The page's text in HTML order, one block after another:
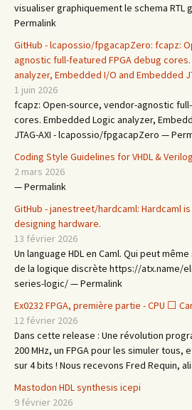
visualiser graphiquement le schema RTL
Permalink
GitHub - lcapossio/fpgacapZero: fcapz:
agnostic full-featured FPGA debug
analyzer, Embedded I/O and Embedded
1 juin 2026
fcapz: Open-source, vendor-agnostic
cores. Embedded Logic analyzer,
JTAG-AXI - lcapossio/fpgacapZero —
Coding Style Guidelines for VHDL &
2 mars 2026
— Permalink
GitHub - janestreet/hardcaml: Hardcaml
designing hardware.
13 février 2026
Un language HDL en Caml. Qui peut
de la logique discrète https://atx.name/
series-logic/ — Permalink
Ex0232 FPGA, première partie - CPU ⬜
12 février 2026
Dans cette release : Une révolution
200 MHz, un FPGA pour les simuler tous,
sur 4 bits ! Nous recevons Fred Requin,
Mastodon HDL synthesis icepi
9 février 2026